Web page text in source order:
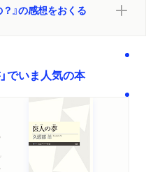
』の感想をおくる
でいま人気の本
書